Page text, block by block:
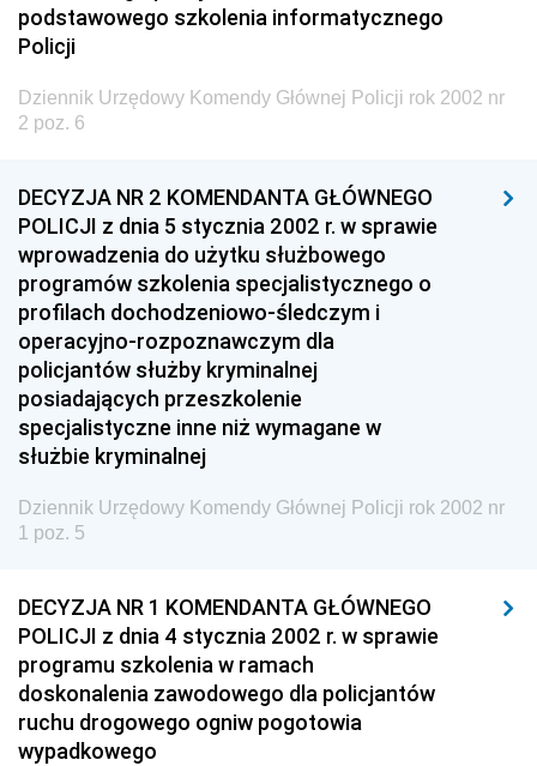
Dziennik Urzędowy Ministra Transportu, Budownictwa
i Gospodarki Morskiej
Dziennik Urzędowy Ministra Administracji i Cyfryzacji
Dziennik Urzędowy Głównego Inspektora Ochrony
Dziennik Urzędowy Ministra Środowiska
Dziennik Urzędowy Ministra Sportu i Turystyki
Dziennik Urzędowy Ministra Rozwoju Regionalnego
Dziennik Urzędowy Ministra Budownictwa i Przemysłu
Materiałów Budowlanych
Dziennik Urzędowy Ministra Infrastruktury i Rozwoju
Dziennik Urzędowy Głównego Inspektoratu Ochrony
Środowiska
Dziennik Urzędowy Generalnej Dyrekcji Ochrony
Środowiska
Gospodarki Terenowej i Ochrony Środowiska
Dziennik Urzędowy Ministerstwa Administracji i
Gospodarki Przestrzennej
Dziennik Urzędowy Unii Europejskiej, L
Dziennik Urzędowy Ministerstwa Komunikacji
podstawowego szkolenia informatycznego
Policji
Dziennik Urzędowy Komendy Głównej Policji rok 2002 nr
2 poz. 6
DECYZJA NR 2 KOMENDANTA GŁÓWNEGO
POLICJI z dnia 5 stycznia 2002 r. w sprawie
wprowadzenia do użytku służbowego
programów szkolenia specjalistycznego o
profilach dochodzeniowo-śledczym i
operacyjno-rozpoznawczym dla
policjantów służby kryminalnej
posiadających przeszkolenie
specjalistyczne inne niż wymagane w
służbie kryminalnej
Dziennik Urzędowy Komendy Głównej Policji rok 2002 nr
1 poz. 5
DECYZJA NR 1 KOMENDANTA GŁÓWNEGO
POLICJI z dnia 4 stycznia 2002 r. w sprawie
programu szkolenia w ramach
doskonalenia zawodowego dla policjantów
ruchu drogowego ogniw pogotowia
wypadkowego